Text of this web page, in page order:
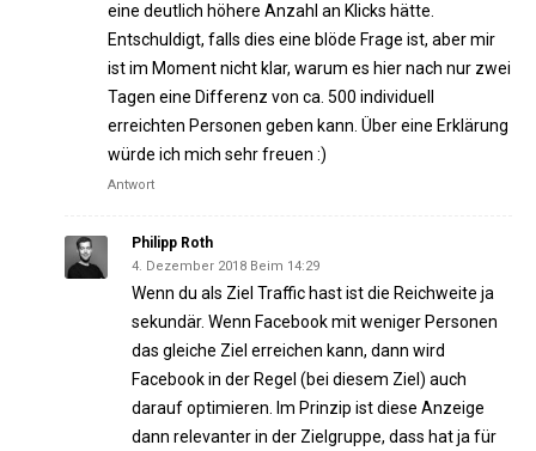
eine deutlich höhere Anzahl an Klicks hätte.
Entschuldigt, falls dies eine blöde Frage ist, aber mir
ist im Moment nicht klar, warum es hier nach nur zwei
Tagen eine Differenz von ca. 500 individuell
erreichten Personen geben kann. Über eine Erklärung
würde ich mich sehr freuen :)
Antwort
Philipp Roth
4. Dezember 2018 Beim 14:29
Wenn du als Ziel Traffic hast ist die Reichweite ja
sekundär. Wenn Facebook mit weniger Personen
das gleiche Ziel erreichen kann, dann wird
Facebook in der Regel (bei diesem Ziel) auch
darauf optimieren. Im Prinzip ist diese Anzeige
dann relevanter in der Zielgruppe, dass hat ja für